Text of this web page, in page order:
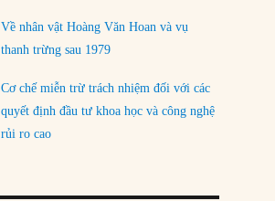
Về nhân vật Hoàng Văn Hoan và vụ
thanh trừng sau 1979
Cơ chế miễn trừ trách nhiệm đối với các
quyết định đầu tư khoa học và công nghệ
rủi ro cao